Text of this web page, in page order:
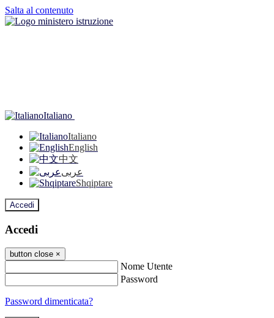
Salta al contenuto
Italiano
Italiano
English
中文
عربى
Shqiptare
Accedi
Accedi
button close ×
Nome Utente
Password
Password dimenticata?